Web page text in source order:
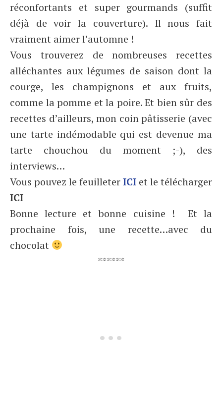
réconfortants et super gourmands (suffit
déjà de voir la couverture). Il nous fait
vraiment aimer l’automne !
Vous trouverez de nombreuses recettes
alléchantes aux légumes de saison dont la
courge, les champignons et aux fruits,
comme la pomme et la poire. Et bien sûr des
recettes d’ailleurs, mon coin pâtisserie (avec
une tarte indémodable qui est devenue ma
tarte chouchou du moment ;-), des
interviews…
Vous pouvez le feuilleterICI et le télécharger
ICI
Bonne lecture et bonne cuisine ! Et la
prochaine fois, une recette…avec du
chocolat
******